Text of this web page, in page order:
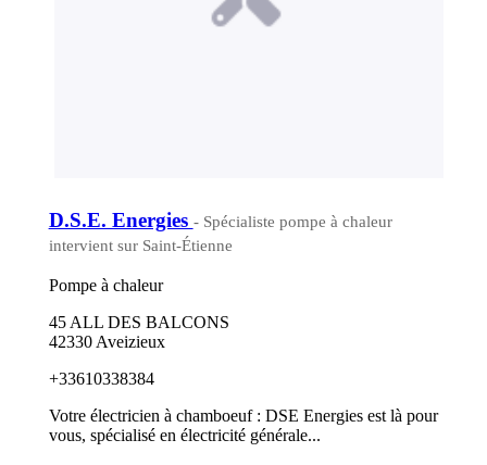
D.S.E. Energies - Spécialiste pompe à chaleur
intervient sur Saint-Étienne
Pompe à chaleur
45 ALL DES BALCONS
42330 Aveizieux
+33610338384
Votre électricien à chamboeuf : DSE Energies est là pour
vous, spécialisé en électricité générale...